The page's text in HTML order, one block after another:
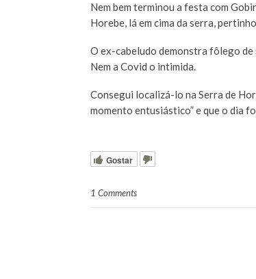
Nem bem terminou a festa com
Horebe, lá em cima da serra,
O ex-cabeludo demonstra fôlego de
Nem a Covid o intimida.
Consegui localizá-lo na Serra de
momento entusiástico” e que o dia
Gostar
1 Comments